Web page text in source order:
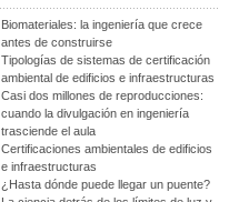
Biomateriales: la ingeniería que crece
antes de construirse
Tipologías de sistemas de certificación
ambiental de edificios e infraestructuras
Casi dos millones de reproducciones:
cuando la divulgación en ingeniería
trasciende el aula
Certificaciones ambientales de edificios
e infraestructuras
¿Hasta dónde puede llegar un puente?